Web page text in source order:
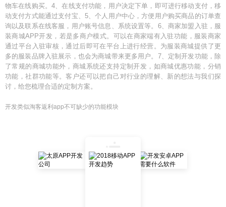
物车在线购买。4、在线支付功能，用户决定下单，即可进行移动支付，移
动支付方式能通过支付宝、5、个人用户中心，方便用户购买商品的订单查
询以及联系在线客服，用户账号信息、系统设置等。6、商家加盟入驻，服
装商城APP开发，若是多商户模式。可以在商家端有入驻功能，服装商家
通过平台入驻审核，通过后即可在平台上进行经营。为服装商城提供了更
多的服装品牌入驻展示，也会为商城带来更多用户。7、定制开发功能，除
了常规的商城功能外，商城系统还支持定制开发，如商城优惠功能，分销
功能，社群功能等。客户还可以把自己对行业的理解、新的想法与我们探
讨，给您梳理合适的定制方案。
开发类似淘客返利app不可缺少的功能模块